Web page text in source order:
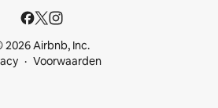
2026 Airbnb, Inc.
Voorwaarden